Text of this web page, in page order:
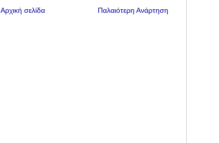
Παλαιότερη Ανάρτηση
Αρχική σελίδα